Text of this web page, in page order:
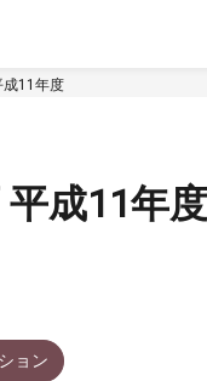
成11年度
成11年度
ョン